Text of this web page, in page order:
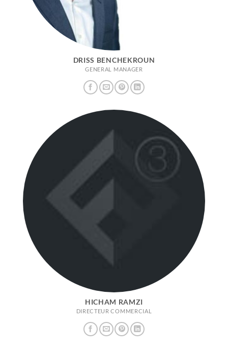
DRISS BENCHEKROUN
GENERAL MANAGER
HICHAM RAMZI
DIRECTEUR COMMERCIAL